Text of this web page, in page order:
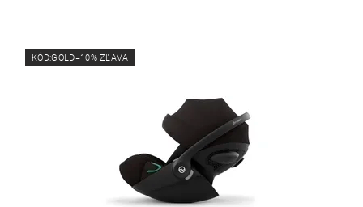
KÓD:GOLD=10% ZĽAVA